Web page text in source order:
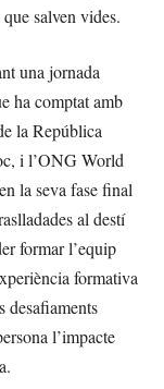
salven vides.
una jornada
ha comptat amb
la República
i l’ONG World
la seva fase final
al destí
formar l’equip
formativa
desafiaments
l’impacte